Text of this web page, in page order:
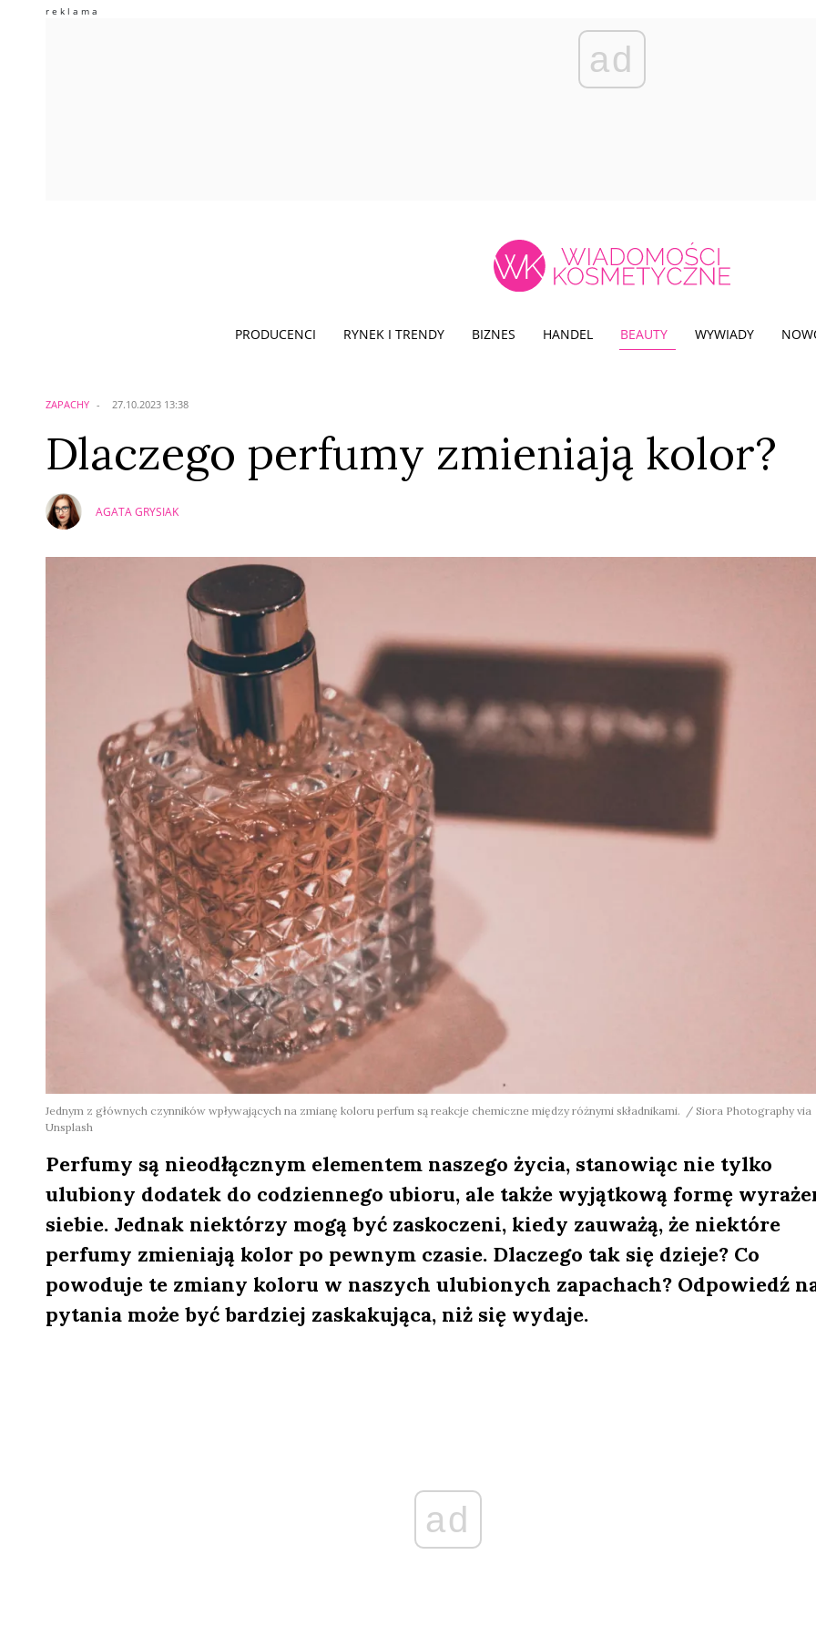
ad
PRODUCENCI RYNEK I TRENDY BIZNES HANDEL BEAUTY WYWIADY
ZAPACHY 27.10.2023 13:38
Dlaczego perfumy zmieniają kolor?
AGATA GRYSIAK
Jednym z głównych czynników wpływających na zmianę koloru perfum są reakcje chemiczne między różnymi składnikami. / Siora Photography via
Unsplash
Perfumy są nieodłącznym elementem naszego życia, stanowiąc nie tylko
ulubiony dodatek do codziennego ubioru, ale także wyjątkową formę
siebie. Jednak niektórzy mogą być zaskoczeni, kiedy zauważą, że niektóre
perfumy zmieniają kolor po pewnym czasie. Dlaczego tak się dzieje? Co
powoduje te zmiany koloru w naszych ulubionych zapachach? Odpowiedź
pytania może być bardziej zaskakująca, niż się wydaje.
ad